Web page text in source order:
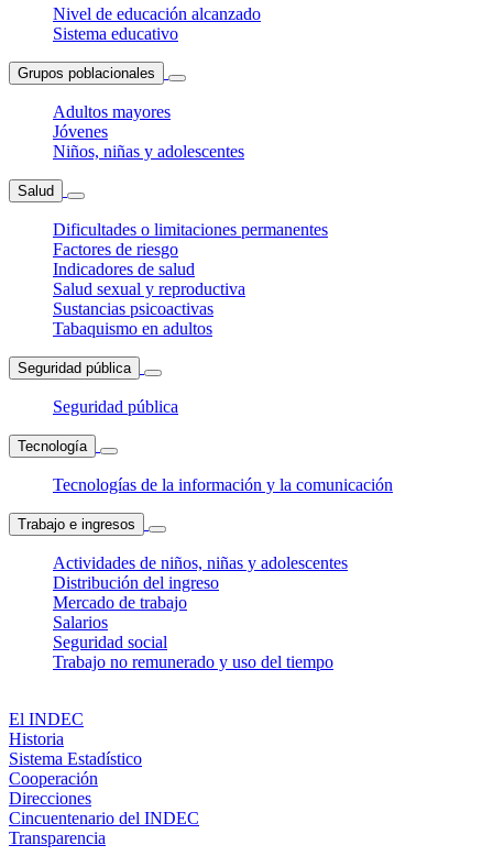
Nivel de educación alcanzado
Sistema educativo
Grupos poblacionales
Adultos mayores
Jóvenes
Niños, niñas y adolescentes
Salud
Dificultades o limitaciones permanentes
Factores de riesgo
Indicadores de salud
Salud sexual y reproductiva
Sustancias psicoactivas
Tabaquismo en adultos
Seguridad pública
Seguridad pública
Tecnología
Tecnologías de la información y la comunicación
Trabajo e ingresos
Actividades de niños, niñas y adolescentes
Distribución del ingreso
Mercado de trabajo
Salarios
Seguridad social
Trabajo no remunerado y uso del tiempo
El INDEC
Historia
Sistema Estadístico
Cooperación
Direcciones
Cincuentenario del INDEC
Transparencia